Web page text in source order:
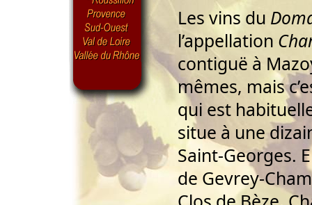
Les vins du
l’appellation
contiguë à
mêmes, mais
qui est
situe à une
Saint-Georges.
de Gevrey-